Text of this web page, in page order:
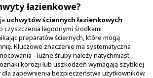
łazienkowe?
uchwytów ściennych łazienkowych
łagodnymi środkami
preparatów ściernych, które mogą
Kluczowe znaczenie ma systematyczna
- luźne śruby należy natychmiast
korozji lub uszkodzeń wymagają szybkiej
zapewnienia bezpieczeństwa użytkowników.